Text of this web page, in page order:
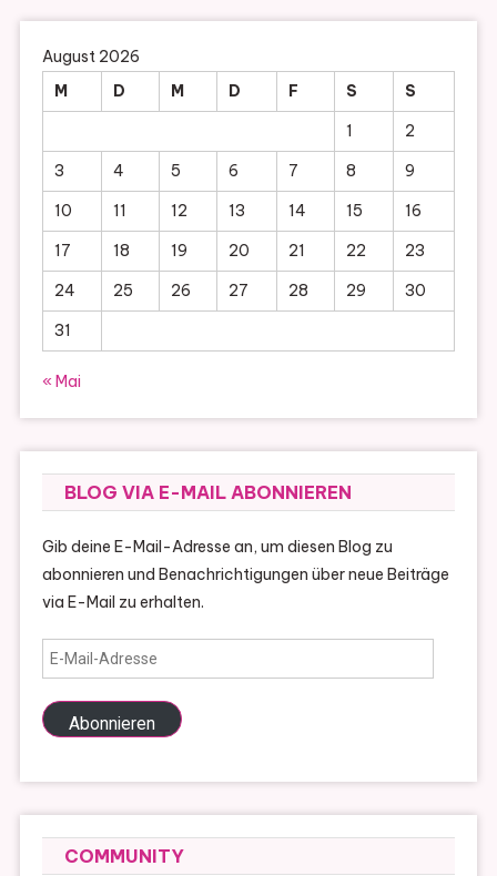
August 2026
M
D M D F S
S
1
2
3
4 5 6 7 8
9
10
11 12 13 14 15
16
17
18 19 20 21 22
23
24
25 26 27 28 29
30
31
« Mai
BLOG VIA E-MAIL ABONNIEREN
Gib deine E-Mail-Adresse an, um diesen Blog zu
abonnieren und Benachrichtigungen über neue Beiträge
via E-Mail zu erhalten.
E-
Mail-
Adresse
Abonnieren
COMMUNITY